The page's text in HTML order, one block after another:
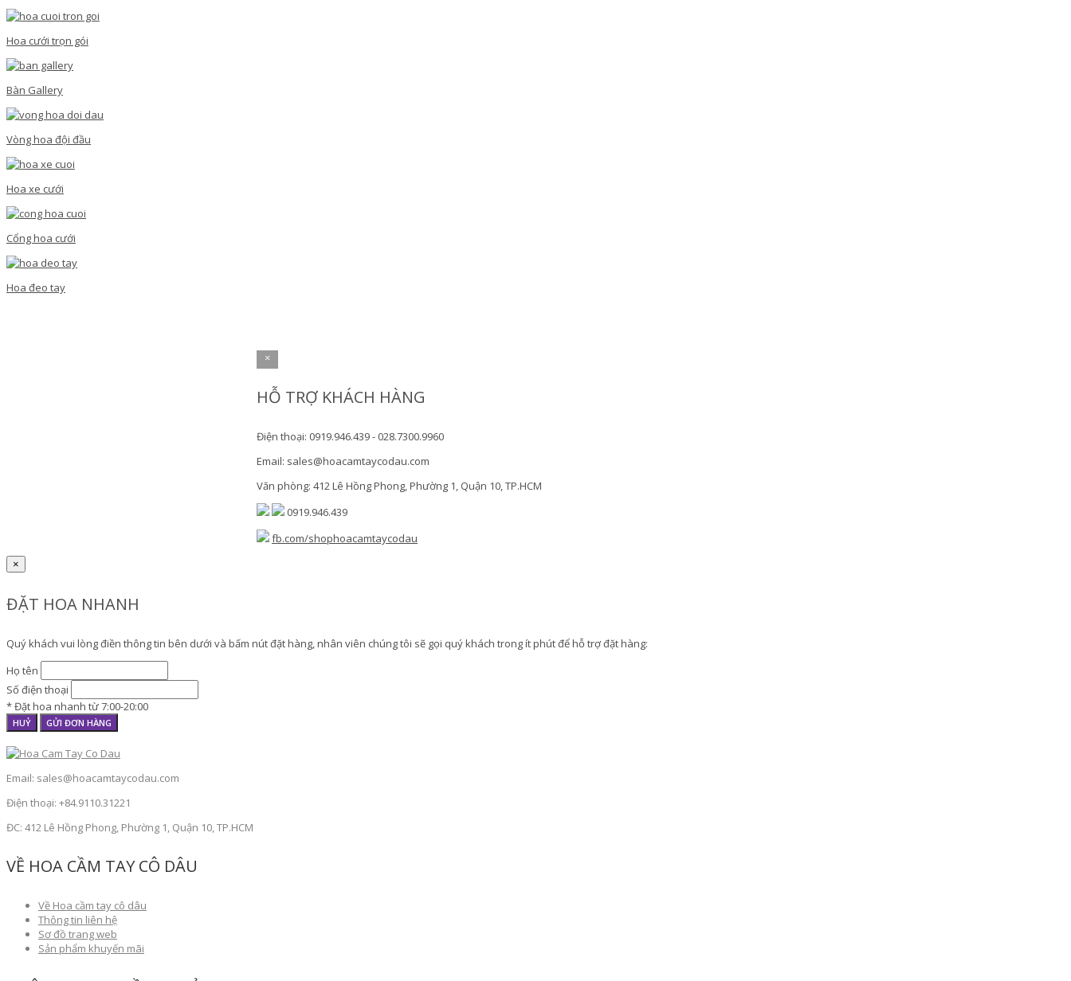
Hoa cưới trọn gói
Bàn Gallery
Vòng hoa đội đầu
Hoa xe cưới
Cổng hoa cưới
Hoa đeo tay
×
HỖ TRỢ KHÁCH HÀNG
Điện thoại: 0919.946.439 - 028.7300.9960
Email: sales@hoacamtaycodau.com
Văn phòng: 412 Lê Hồng Phong, Phường 1, Quận 10, TP.HCM
0919.946.439
fb.com/shophoacamtaycodau
×
ĐẶT HOA NHANH
Quý khách vui lòng điền thông tin bên dưới và bấm nút đặt hàng, nhân viên chúng tôi sẽ gọi quý khách trong ít phút để hỗ trợ đặt hàng:
Họ tên
Số điện thoại
* Đặt hoa nhanh từ 7:00-20:00
HUỶ GỬI ĐƠN HÀNG
Email: sales@hoacamtaycodau.com
Điện thoại: +84.9110.31221
ĐC: 412 Lê Hồng Phong, Phường 1, Quận 10, TP.HCM
VỀ HOA CẦM TAY CÔ DÂU
Về Hoa cầm tay cô dâu
Thông tin liên hệ
Sơ đồ trang web
Sản phẩm khuyến mãi